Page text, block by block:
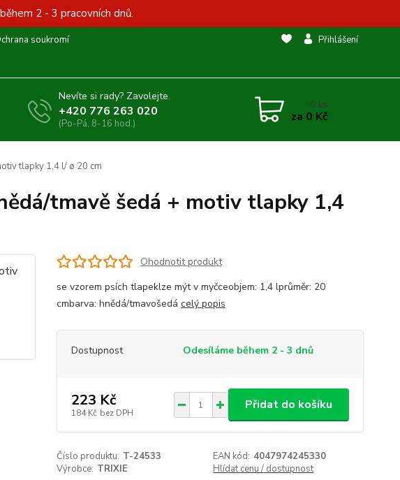
2 - 3 pracovních dnů.
soukromí
Přihlášení
Nevíte si rady? Zavolejte.
+420 776 263 020
(Po-Pá, 8-16 hod.)
0 ks
za 0 Kč
tlapky 1,4 l/ ø 20 cm
tmavě šedá + motiv tlapky 1,4
Ohodnotit produkt
se vzorem psích tlapeklze mýt v myčceobjem: 1,4 lprůměr: 20
cmbarva: hnědá/tmavošedá celý popis
Dostupnost Odesíláme během 2 - 3 dnů
223 Kč
184 Kč bez DPH
Přidat do košíku
Číslo produktu: T-24533 EAN kód: 4047974245330
Výrobce: TRIXIE Hlídat cenu / dostupnost